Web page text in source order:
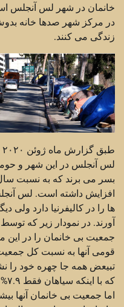
خانمان در شهر لس آنجلس
در مرکز شهر صدها خانه بدوش
زندگی می کنند.
افزایش داشته است. لس
ها را در کالیفرنیا دارد
آورند. در نمودار زیر که
جمعیت بی خانمان را در
قومی آنها به نسبت کل
تبیعض همه جا چهره خود را